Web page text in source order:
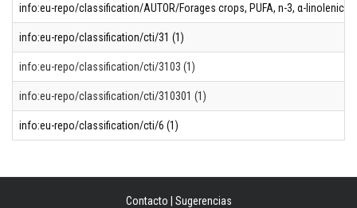
info:eu-repo/classification/AUTOR/Forages crops, PUFA, n-3, α-linolenic
info:eu-repo/classification/cti/31 (1)
info:eu-repo/classification/cti/3103 (1)
info:eu-repo/classification/cti/310301 (1)
info:eu-repo/classification/cti/6 (1)
Contacto
Sugerencias